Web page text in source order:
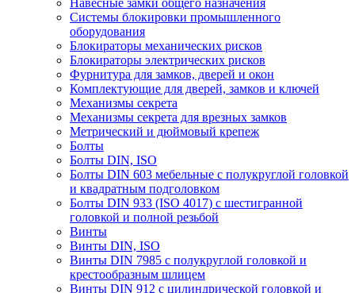
Навесные замки общего назначения
Системы блокировки промышленного
оборудования
Блокираторы механических рисков
Блокираторы электрических рисков
Фурнитура для замков, дверей и окон
Комплектующие для дверей, замков и ключей
Механизмы секрета
Механизмы секрета для врезных замков
Метрический и дюймовый крепеж
Болты
Болты DIN, ISO
Болты DIN 603 мебельные с полукруглой головкой
и квадратным подголовком
Болты DIN 933 (ISO 4017) с шестигранной
головкой и полной резьбой
Винты
Винты DIN, ISO
Винты DIN 7985 с полукруглой головкой и
крестообразным шлицем
Винты DIN 912 с цилиндрической головкой и